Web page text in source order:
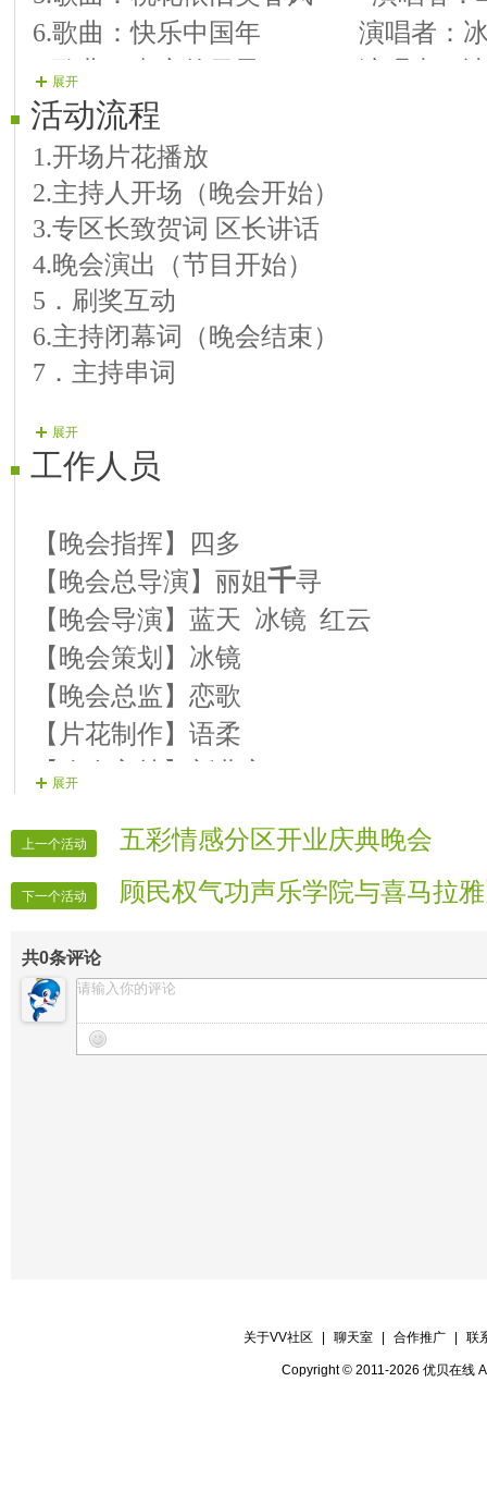
6.歌曲：快乐中国年
演唱者：
7. 歌曲：喜庆的日子
8.歌曲：祝酒歌
9. 歌曲：好日子
10.歌曲：相亲相爱一辈子
11.歌曲：开开心心快快乐乐
12.歌曲：美丽的日子
13. 歌曲：阳光路上
14.歌曲：中华大家庭
15. 歌曲：滚滚长江东逝水
17. 歌曲：圣地拉萨
歌曲：父亲的草原母亲的河
19.歌曲：真情还在老地方
20.歌曲：美丽中国
21.歌曲：美丽的草原我的家
22.歌曲：配乐朗诵
23.歌曲：天边
24.歌曲：五星红旗
25. 歌曲：美丽的心情
26.歌曲：葫芦丝表演
展开
活动流程
1.开场片花播放
2.主持人开场（晚会开始）
3.专区长致贺词 区长讲话
4.晚会演出（节目开始）
5．刷奖互动
6.主持闭幕词（晚会结束）
7．主持串词
展开
工作人员
【晚会指挥】四多
【晚会总导演】丽姐千寻
【晚会导演】蓝天 冰镜 红云
【晚会策划】冰镜
【晚会总监】恋歌
【片花制作】语柔
【晚会主持】新北方
【晚会录像】听歌
【晚会片花】红酒
【晚会片花】清风
【晚会递麦】草棍
【晚会护麦】草根
展开
上一个活动 五彩情感分区开业庆典晚会
下一个活动 顾民权气功声乐学院与喜马拉
共0条评论
关于VV社区 聊天室 合作推广 联
Copyright © 2011-2026 优贝在线